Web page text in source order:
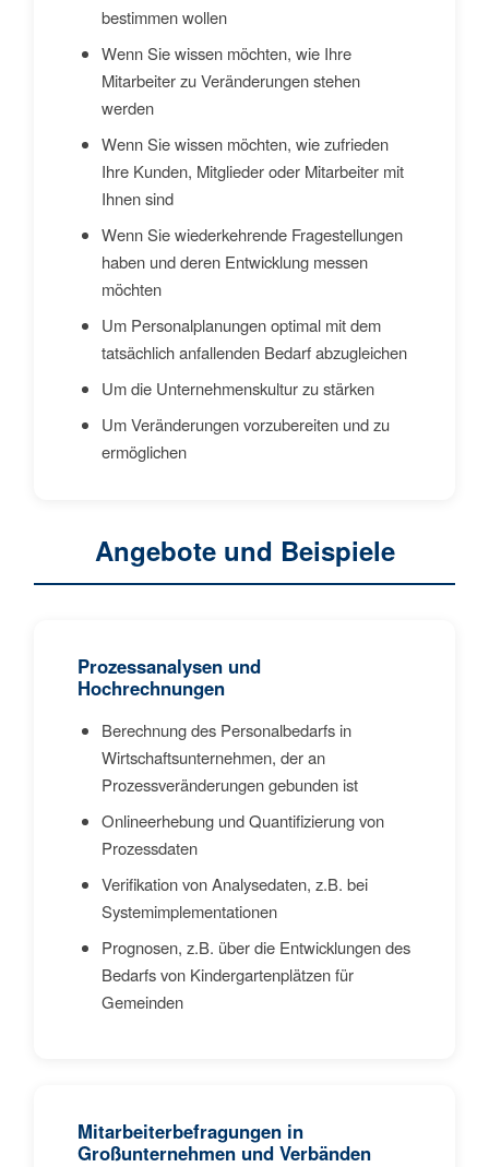
bestimmen wollen
Wenn Sie wissen möchten, wie Ihre
Mitarbeiter zu Veränderungen stehen
werden
Wenn Sie wissen möchten, wie zufrieden
Ihre Kunden, Mitglieder oder Mitarbeiter mit
Ihnen sind
Wenn Sie wiederkehrende Fragestellungen
haben und deren Entwicklung messen
möchten
Um Personalplanungen optimal mit dem
tatsächlich anfallenden Bedarf abzugleichen
Um die Unternehmenskultur zu stärken
Um Veränderungen vorzubereiten und zu
ermöglichen
Angebote und Beispiele
Prozessanalysen und
Hochrechnungen
Berechnung des Personalbedarfs in
Wirtschaftsunternehmen, der an
Prozessveränderungen gebunden ist
Onlineerhebung und Quantifizierung von
Prozessdaten
Verifikation von Analysedaten, z.B. bei
Systemimplementationen
Prognosen, z.B. über die Entwicklungen des
Bedarfs von Kindergartenplätzen für
Gemeinden
Mitarbeiterbefragungen in
Großunternehmen und Verbänden